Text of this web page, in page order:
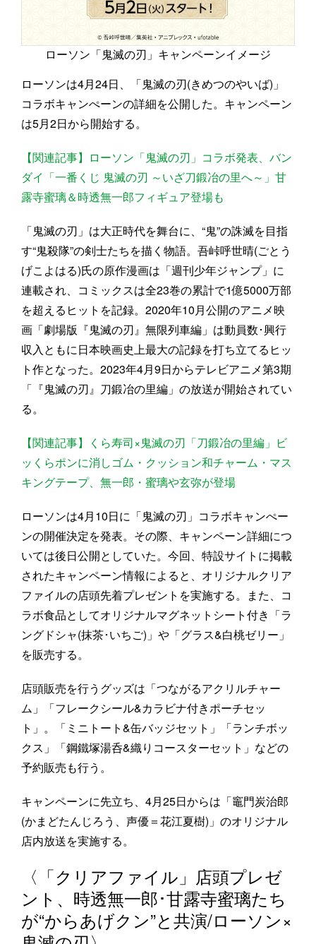
ローソン「鬼滅の刃」キャンペーンイメージ
ローソンは4月24日、「鬼滅の刃(きめつのやいば)」
コラボキャンぺーンの詳細を公開した。キャンペーン
は5月2日から開始する。
【関連記事】ローソン「鬼滅の刃」コラボ発表、バン
ダイ「一番くじ 鬼滅の刃 ～いざ刀鍛冶の里へ～」甘
露寺蜜璃＆時透無一郎フィギュア登場も
「鬼滅の刃」は大正時代を舞台に、“鬼”の誅滅を目指
す“鬼殺隊”の剣士たちを描く物語。吾峠呼世晴(ごとう
げこよはる)氏の原作漫画は「週刊少年ジャンプ」に
連載され、コミックスは全23巻の累計で1億5000万部
を超えるヒットを記録。2020年10月公開のアニメ映
画「劇場版『鬼滅の刃』無限列車編」は動員数･興行
収入ともに日本映画史上最大の記録を打ち立てるヒッ
ト作となった。2023年4月9日からテレビアニメ第3期
「『鬼滅の刃』刀鍛冶の里編」の放送が開始されてい
る。
【関連記事】くら寿司×鬼滅の刃「刀鍛冶の里編」ビ
ッくらポンに消しゴム・クッション和チャーム・マス
キングテープ、無一郎・蜜璃や玄弥が登場
ローソンは4月10日に「鬼滅の刃」コラボキャンぺー
ンの開催決定を発表。その際、キャンペーン詳細につ
いては後日公開としていた。今回、特設サイトに掲載
されたキャンペーン情報によると、オリジナルクリア
ファイルの店頭先着プレゼントを実施する。また、コ
ラボ食品としてオリジナルマグネットシート付き「ラ
ングドシャ(抹茶･いちご)」や「グラス&白桃ゼリー」
を販売する。
店頭販売を行うグッズは「つながるアクリルチャー
ム」「フレークシール&カラビナ付きポーチセッ
ト」。「ミニトート&缶バッジセット」「ランチボッ
クス」「鋼鐵塚湯呑&織りコースターセット」などの
予約販売も行う。
キャンペーンに先立ち、4月25日からは「竈門炭治郎
(かまどたんじろう、声優＝花江夏樹)」のオリジナル
店内放送を実施する。
〈「クリアファイル」店頭プレゼ
ント、時透無一郎･甘露寺蜜璃たち
が“からあげクン”と共演/ローソン×